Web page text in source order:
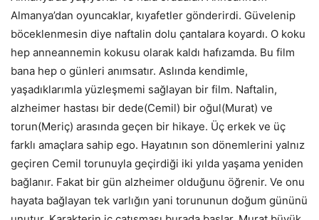
Almanya’dan oyuncaklar, kıyafetler gönderirdi. Güvelenip
böceklenmesin diye naftalin dolu çantalara koyardı. O koku
hep anneannemin kokusu olarak kaldı hafızamda. Bu film
bana hep o günleri anımsatır. Aslında kendimle,
yaşadıklarımla yüzleşmemi sağlayan bir film. Naftalin,
alzheimer hastası bir dede(Cemil) bir oğul(Murat) ve
torun(Meriç) arasında geçen bir hikaye. Üç erkek ve üç
farklı amaçlara sahip ego. Hayatının son dönemlerini yalnız
geçiren Cemil torunuyla geçirdiği iki yılda yaşama yeniden
bağlanır. Fakat bir gün alzheimer olduğunu öğrenir. Ve onu
hayata bağlayan tek varlığın yani torununun doğum gününü